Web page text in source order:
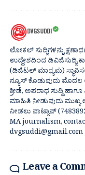
DVGSUDDI
ಲೋಕಲ್ ಸುದ್ದಿಗಳನ್ನು
ಉದ್ದೇಶದಿಂದ
(ಡಿಜಿಟಲ್ ಮಾಧ್ಯಮ)
ನ್ಯೂಸ್ ಕೊಡುವುದು
ಕ್ರೀಡೆ, ಅಪರಾಧ ಸುದ್ದಿ
ಮಾಹಿತಿ ನೀಡುವುದು ಮುಖ್ಯ
ನೀಡಲು ವಾಟ್ಸಾಪ್
MA journalism,
dvgsuddi@gmail.com
Leave a